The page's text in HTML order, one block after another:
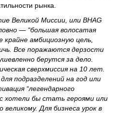
рынка.
Великой Миссии, или BHAG
— “большая волосатая
крайне амбициозную цель,
Все поражаются дерзости
берутся за дело.
сверхмиссия на 10 лет.
подразделений на год или
“легендарного
хотели бы стать героями или
Для бизнеса урок в